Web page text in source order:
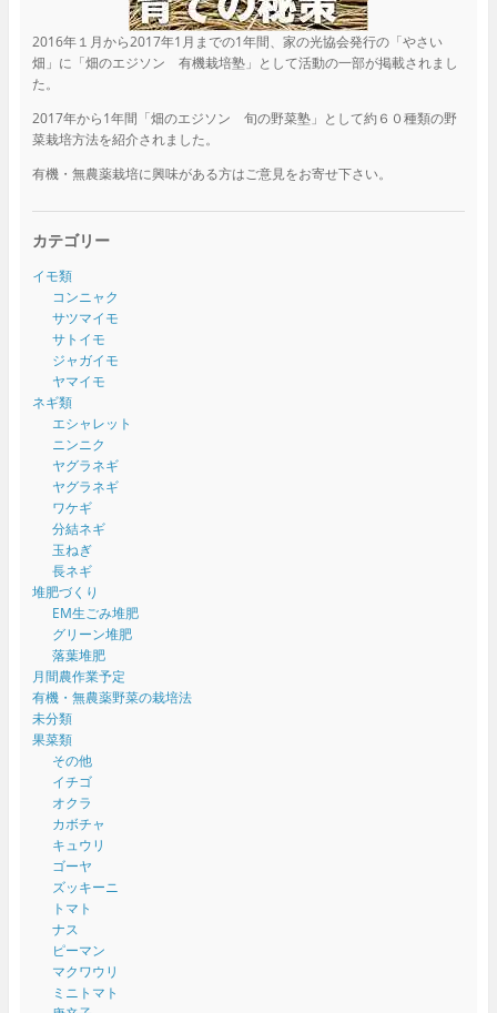
2016年１月から2017年1月までの1年間、家の光協会発行の「やさい
畑」に「畑のエジソン 有機栽培塾」として活動の一部が掲載されまし
た。
2017年から1年間「畑のエジソン 旬の野菜塾」として約６０種類の野
菜栽培方法を紹介されました。
有機・無農薬栽培に興味がある方はご意見をお寄せ下さい。
カテゴリー
イモ類
コンニャク
サツマイモ
サトイモ
ジャガイモ
ヤマイモ
ネギ類
エシャレット
ニンニク
ヤグラネギ
ヤグラネギ
ワケギ
分結ネギ
玉ねぎ
長ネギ
堆肥づくり
EM生ごみ堆肥
グリーン堆肥
落葉堆肥
月間農作業予定
有機・無農薬野菜の栽培法
未分類
果菜類
その他
イチゴ
オクラ
カボチャ
キュウリ
ゴーヤ
ズッキーニ
トマト
ナス
ピーマン
マクワウリ
ミニトマト